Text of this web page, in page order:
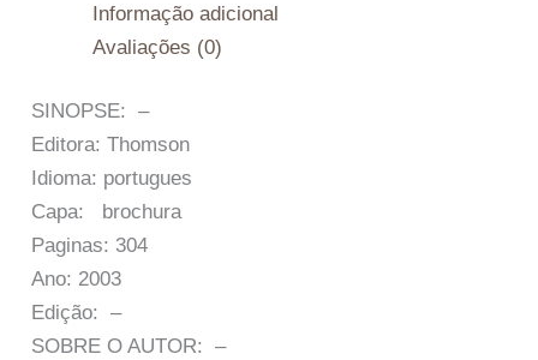
Informação adicional
Avaliações (0)
SINOPSE: –
Editora: Thomson
Idioma: portugues
Capa: brochura
Paginas: 304
Ano: 2003
Edição: –
SOBRE O AUTOR: –